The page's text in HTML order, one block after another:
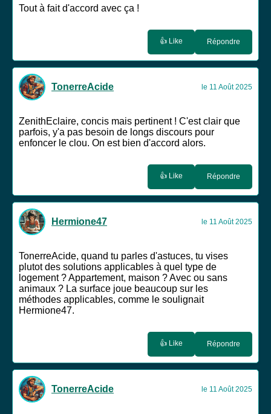
Tout à fait d'accord avec ça !
👍 Like Répondre
TonerreAcide le 11 Août 2025
ZenithEclaire, concis mais pertinent ! C'est clair que
parfois, y'a pas besoin de longs discours pour
enfoncer le clou. On est bien d'accord alors.
👍 Like Répondre
Hermione47 le 11 Août 2025
TonerreAcide, quand tu parles d'astuces, tu vises
plutot des solutions applicables à quel type de
logement ? Appartement, maison ? Avec ou sans
animaux ? La surface joue beaucoup sur les
méthodes applicables, comme le soulignait
Hermione47.
👍 Like Répondre
TonerreAcide le 11 Août 2025